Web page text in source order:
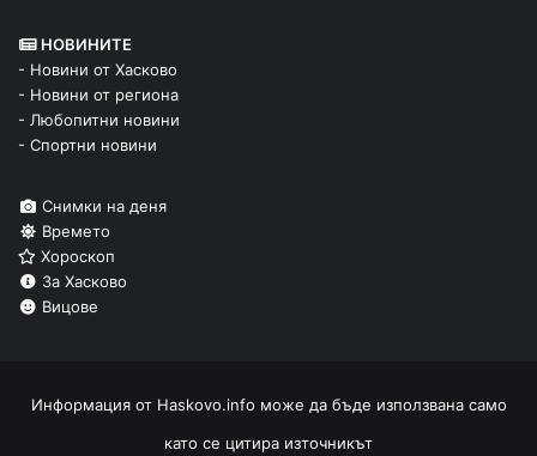
НОВИНИТЕ
- Новини от Хасково
- Новини от региона
- Любопитни новини
- Спортни новини
Снимки на деня
Времето
Хороскоп
За Хасково
Вицове
Информация от Haskovo.info може да бъде използвана само
като се цитира източникът